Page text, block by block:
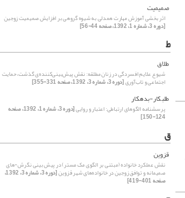
صمیمیت
اثر بخشی آموزش مهارت همدلی به شیوه گروهی بر افزایش صمیمیت زوجین
[دوره 3، شماره 1، 1392، صفحه 44-56]
ط
طلاق
شیوع علایم افسردگی در زنان مطلقه: نقش پیش‌بینی‌کننده‌ی گذشت، حمایت
اجتماعی و تاب‌آوری[دوره 3، شماره 3، 1392، صفحه 331-355]
طلبکار-بدهکار
پرسشنامه الگوهای ارتباطی: اعتبار و روایی [دوره 3، شماره 1، 1392، صفحه
124-150]
ق
قزوین
نقش عملکرد خانواده (مبتنی بر الگوی مک مستر) در پیش بینی نگرش-های
صمیمانه و توافق زوجین در خانواده‌های شهر قزوین [دوره 3، شماره 3، 1392،
صفحه 401-419]